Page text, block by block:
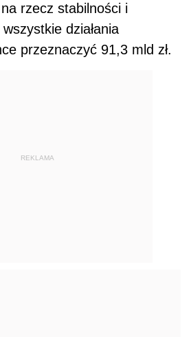
rzecz stabilności i
działania
przeznaczyć 91,3 mld zł.
REKLAMA